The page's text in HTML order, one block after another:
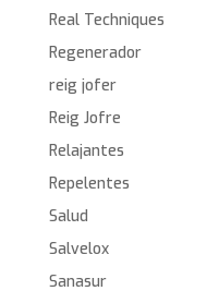
Real Techniques
Regenerador
reig jofer
Reig Jofre
Relajantes
Repelentes
Salud
Salvelox
Sanasur